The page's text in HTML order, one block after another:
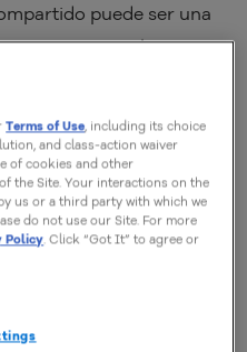
puede ser una
sin embargo, si
alojamiento.
determinar cuál es el
el cambio. Por eso el
conozcas las limitaciones
para que puedas
Terms of Use, including its choice
and class-action waiver
of cookies and other
the Site. Your interactions on the
us or a third party with which we
do not use our Site. For more
Policy. Click “Got It” to agree or